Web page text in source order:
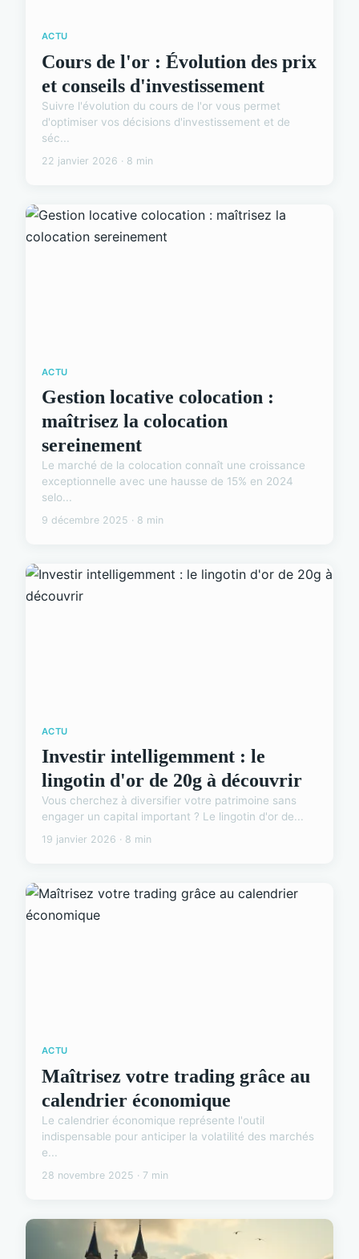
ACTU
Cours de l'or : Évolution des prix
et conseils d'investissement
Suivre l'évolution du cours de l'or vous permet
d'optimiser vos décisions d'investissement et de
séc...
22 janvier 2026 · 8 min
ACTU
Gestion locative colocation :
maîtrisez la colocation
sereinement
Le marché de la colocation connaît une croissance
exceptionnelle avec une hausse de 15% en 2024
selo...
9 décembre 2025 · 8 min
ACTU
Investir intelligemment : le
lingotin d'or de 20g à découvrir
Vous cherchez à diversifier votre patrimoine sans
engager un capital important ? Le lingotin d'or de...
19 janvier 2026 · 8 min
ACTU
Maîtrisez votre trading grâce au
calendrier économique
Le calendrier économique représente l'outil
indispensable pour anticiper la volatilité des marchés
e...
28 novembre 2025 · 7 min